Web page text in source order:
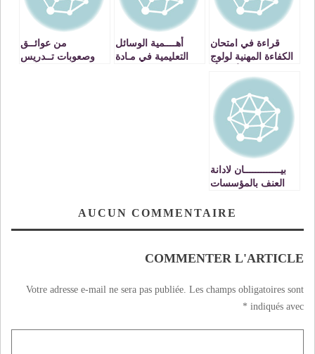
قراءة في امتحان
الكفاءة المهنية لولوج
الدرجة الثانية من
إطار أساتذة التعليم
الابتدائي
أهــــمية الوسائل
التعليمية في مـادة
من عوائــق
وصعوبات تــدريس
بيـــــــــــــان لادانة
العنف بالمؤسسات
المغربي لحقوقAUCUN COMMENTAIRE
COMMENTER L'ARTICLE
Votre adresse e-mail ne sera pas publiée. Les champs obligatoires sont
indiqués avec
*